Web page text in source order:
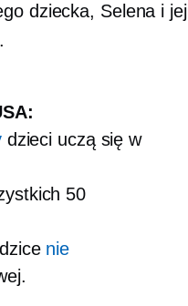
dziecka, Selena i jej
dzieci uczą się w
50
nie